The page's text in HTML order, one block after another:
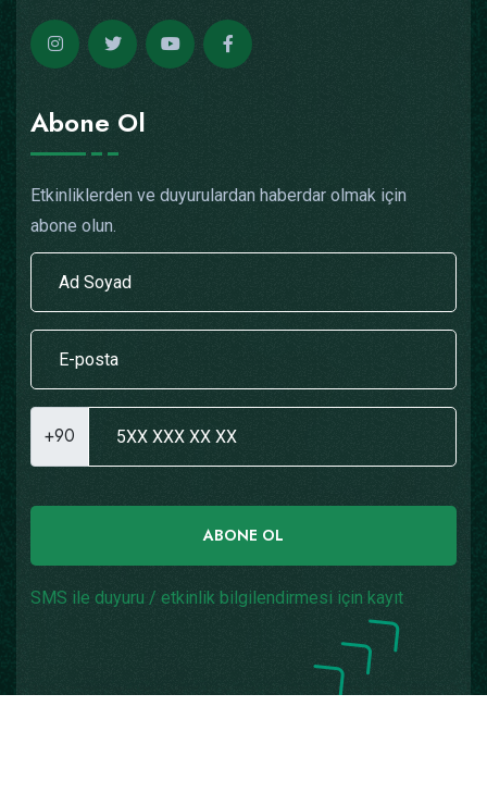
Abone Ol
Etkinliklerden ve duyurulardan haberdar olmak için
abone olun.
+90
ABONE OL
SMS ile duyuru / etkinlik bilgilendirmesi için kayıt